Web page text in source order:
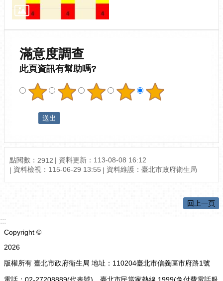
滿意度調查
此頁資訊有幫助嗎?
點閱數： 2912
資料更新：113-08-08 16:12
資料檢視：115-06-29 13:55
資料維護：臺北市政府衛生局
回上一頁
:::
Copyright ©
2026
版權所有 臺北市政府衛生局 地址：110204臺北市信義區市府路1號